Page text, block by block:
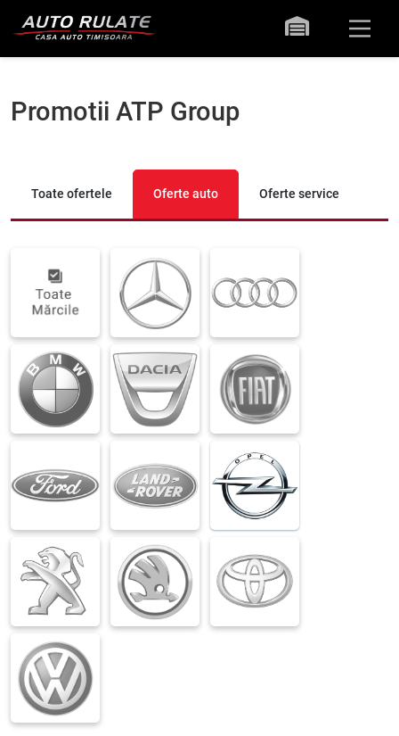
Promotii ATP Group
Toate ofertele Oferte auto Oferte service